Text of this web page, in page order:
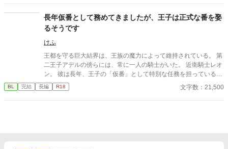
たと知る。 「戻ってきてくれ」 今さら必死に追いかけてくる玲
司。 だが湊の隣には、自分を支え続けてくれた医師のα・神崎伊
織がいた。 「あなたは俺を捨てたでしょう」 後悔に苦しむα、執
着する第二のα、そして希少Ωを巡る陰謀。 もう二度と傷つきた
くないΩが最後に選ぶ相手とは――。 捨てた側の後悔と執着が加
速する、すれ違いオメガバースBL。
長年仮番として務めてきましたが、王子は正式な番を娶
るそうです
けふ
王都を守る巨大結界は、王族の魔力によって維持されている。 第
二王子アデルの傍らには、常に一人の騎士がいた。 近衛騎士レオ
ン。 彼は長年、王子の「仮番」として特別な任務を担っている。
しかし王子は、他国の王女との正式な番契約が決まってしまっ
た。 仮番の役目は、そこで終わるはずだった。 だが結界塔で行わ
BL 完結 長編 R18 文字数：21,500